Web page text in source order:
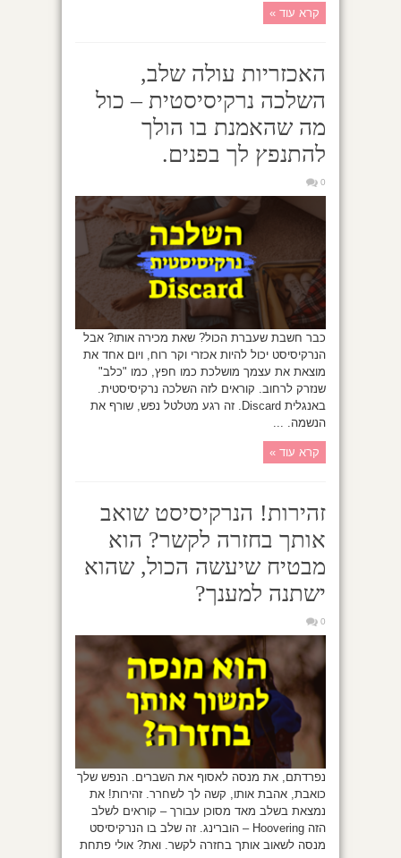
קרא עוד »
האכזריות עולה שלב,
השלכה נרקיסיסטית – כול
מה שהאמנת בו הולך
להתנפץ לך בפנים.
0
כבר חשבת שעברת הכול? שאת מכירה אותו? אבל
הנרקיסיסט יכול להיות אכזרי וקר רוח, ויום אחד את
מוצאת את עצמך מושלכת כמו חפץ, כמו "כלב"
שנזרק לרחוב. קוראים לזה השלכה נרקיסיסטית.
באנגלית Discard. זה רגע מטלטל נפש, שורף את
הנשמה. ...
קרא עוד »
זהירות! הנרקיסיסט שואב
אותך בחזרה לקשר? הוא
מבטיח שיעשה הכול, שהוא
ישתנה למענך?
0
נפרדתם, את מנסה לאסוף את השברים. הנפש שלך
כואבת, אהבת אותו, קשה לך לשחרר. זהירות! את
נמצאת בשלב מאד מסוכן עבורך – קוראים לשלב
הזה Hoovering – הוברינג. זה שלב בו הנרקיסיסט
מנסה לשאוב אותך בחזרה לקשר. ואת? אולי פתחת